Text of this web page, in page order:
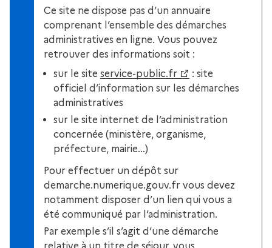
Ce site ne dispose pas d’un annuaire
comprenant l’ensemble des démarches
administratives en ligne. Vous pouvez
retrouver des informations soit :
sur le site service-public.fr
: site
officiel d’information sur les démarches
administratives
sur le site internet de l’administration
concernée (ministère, organisme,
préfecture, mairie…)
Pour effectuer un dépôt sur
demarche.numerique.gouv.fr vous devez
notamment disposer d’un lien qui vous a
été communiqué par l’administration.
Par exemple s’il s’agit d’une démarche